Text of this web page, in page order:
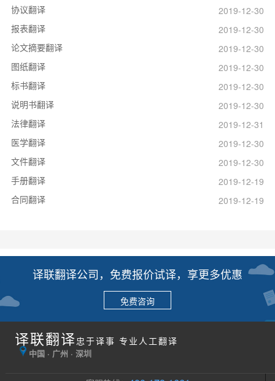
协议翻译
2019-12-30
报表翻译
2019-12-30
论文摘要翻译
2019-12-30
图纸翻译
2019-12-30
标书翻译
2019-12-30
说明书翻译
2019-12-30
法律翻译
2019-12-31
医学翻译
2019-12-30
文件翻译
2019-12-30
手册翻译
2019-12-19
合同翻译
2019-12-19
译联翻译公司，免费报价试译，享更多优惠
免费咨询
译联翻译 忠于译事 专业人工翻译
中国 · 广州 · 深圳